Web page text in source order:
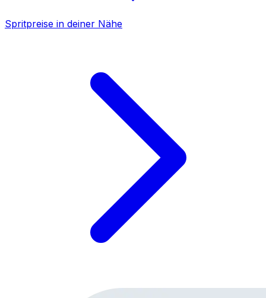
Spritpreise in deiner Nähe